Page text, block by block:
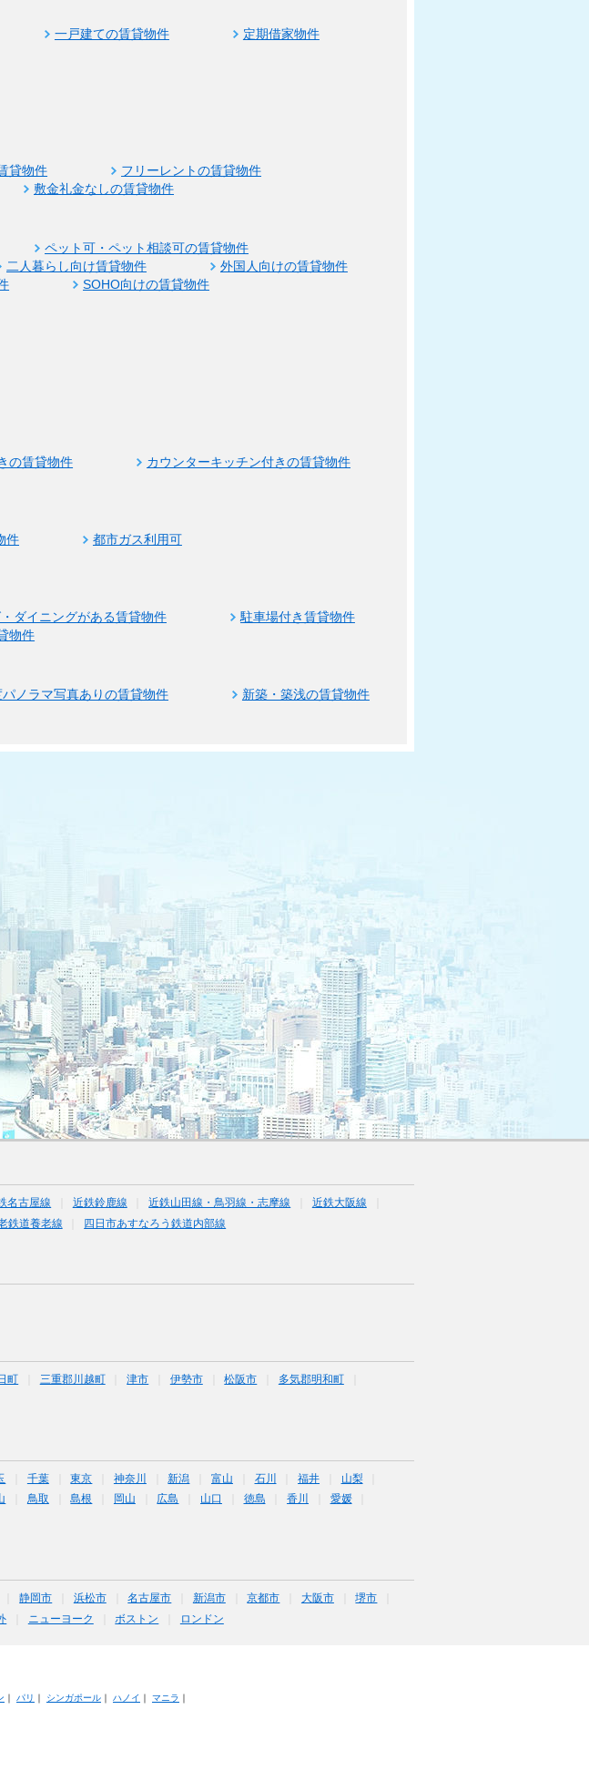
一戸建ての賃貸物件
定期借家物件
貸物件
フリーレントの賃貸物件
敷金礼金なしの賃貸物件
ペット可・ペット相談可の賃貸物件
二人暮らし向け賃貸物件
外国人向けの賃貸物件
SOHO向けの賃貸物件
の賃貸物件
カウンターキッチン付きの賃貸物件
件
都市ガス利用可
ダイニングがある賃貸物件
駐車場付き賃貸物件
物件
ノラマ写真ありの賃貸物件 新築・築浅の賃貸物件
名古屋線 近鉄鈴鹿線 近鉄山田線・鳥羽線・志摩線
近鉄大阪線
鉄道養老線 四日市あすなろう鉄道内部線
町 三重郡川越町 津市 伊勢市 松阪市
多気郡明和町
千葉 東京 神奈川 新潟 富山 石川 福井
山梨
鳥取 島根 岡山 広島 山口 徳島 香川
愛媛
静岡市 浜松市 名古屋市 新潟市 京都市 大阪市
堺市
ニューヨーク ボストン ロンドン
｜ パリ ｜ シンガポール｜ ハノイ ｜ マニラ ｜